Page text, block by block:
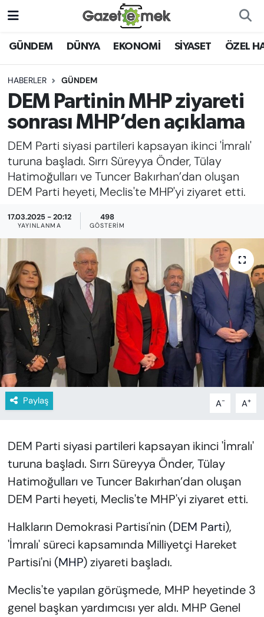
GÜNDEM DÜNYA EKONOMİ SİYASET ÖZEL
HABERLER GÜNDEM
DEM Partinin MHP ziyareti
sonrası MHP’den açıklama
DEM Parti siyasi partileri kapsayan ikinci 'İmralı'
turuna başladı. Sırrı Süreyya Önder, Tülay
Hatimoğulları ve Tuncer Bakırhan’dan oluşan
DEM Parti heyeti, Meclis'te MHP'yi ziyaret etti.
17.03.2025 - 20:12
YAYINLANMA
498
GÖSTERIM
Paylaş A- A+
DEM Parti siyasi partileri kapsayan ikinci 'İmralı'
turuna başladı. Sırrı Süreyya Önder, Tülay
Hatimoğulları ve Tuncer Bakırhan’dan oluşan
DEM Parti heyeti, Meclis'te MHP'yi ziyaret etti.
Halkların Demokrasi Partisi'nin (DEM Parti),
'İmralı' süreci kapsamında Milliyetçi Hareket
Partisi'ni (MHP) ziyareti başladı.
Meclis'te yapılan görüşmede, MHP heyetinde 3
genel başkan yardımcısı yer aldı. MHP Genel
DÜNYA
EKONOMİ
EMEK HABERLERİ
GAZETECİLİĞİNİ GELİŞTİRMEK
FAYDALI BİLGİLER
EĞİTİM
KADIN
SAĞLIK
SPOR
KÜLTÜR-SANAT
MAGAZİN
YAZAR KÖŞESİ
SİYASET
VAN VE DİYARBAKIR HABERLERİ
Nöbetçi Eczaneler
Hava Durumu
İstanbul Namaz Vakitleri
Süper Lig Puan Durumu ve Fikstür
Tüm Manşetler
Son Dakika Haberleri
Haber Arşivi